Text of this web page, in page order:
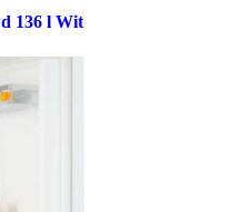
136 l Wit